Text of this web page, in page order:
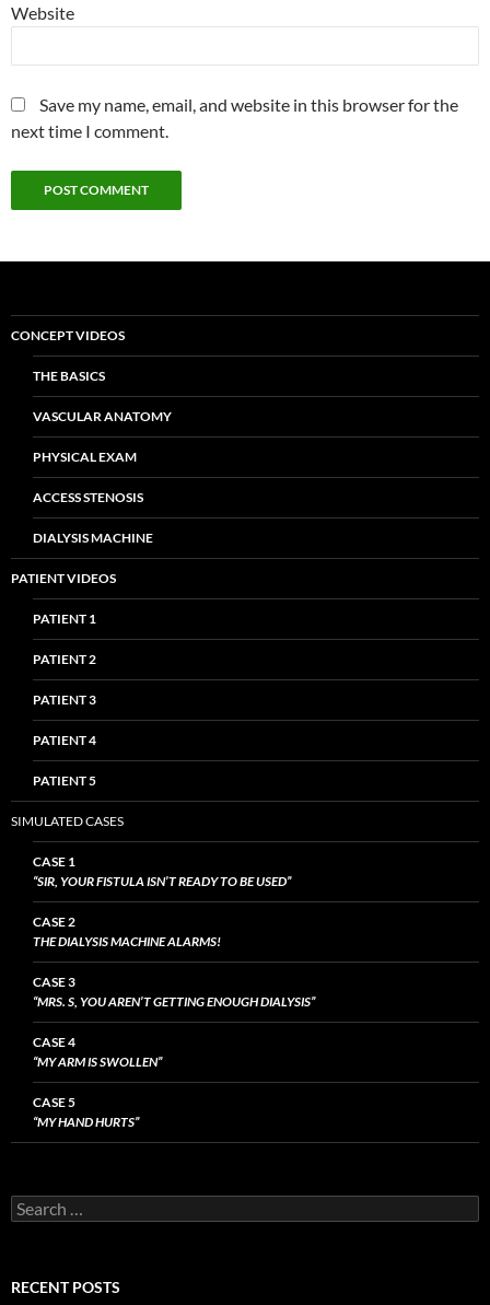
Website
Save my name, email, and website in this browser for the
next time I comment.
CONCEPT VIDEOS
THE BASICS
VASCULAR ANATOMY
PHYSICAL EXAM
ACCESS STENOSIS
DIALYSIS MACHINE
PATIENT VIDEOS
PATIENT 1
PATIENT 2
PATIENT 3
PATIENT 4
PATIENT 5
SIMULATED CASES
CASE 1
“SIR, YOUR FISTULA ISN’T READY TO BE USED”
CASE 2
THE DIALYSIS MACHINE ALARMS!
CASE 3
“MRS. S, YOU AREN’T GETTING ENOUGH DIALYSIS”
CASE 4
“MY ARM IS SWOLLEN”
CASE 5
“MY HAND HURTS”
Search
for:
RECENT POSTS